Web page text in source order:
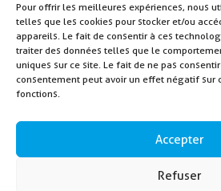
Pour offrir les meilleures expériences, nous
telles que les cookies pour stocker et/ou
appareils. Le fait de consentir à ces
traiter des données telles que le
uniques sur ce site. Le fait de ne pas
consentement peut avoir un effet négatif sur
fonctions.
Accepter
Refuser
160, route de
64160 - Buros
Tél : 05 59 62
Inscription alerte
Contactez nous